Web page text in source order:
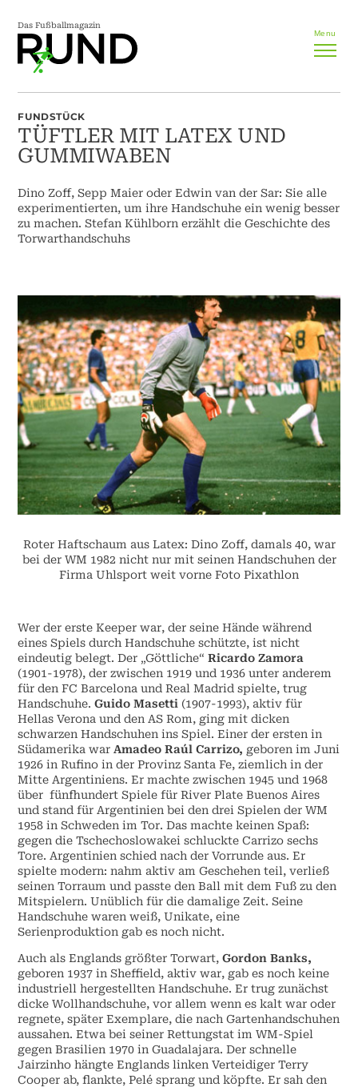
Das Fußballmagazin
Menu
FUNDSTÜCK
TÜFTLER MIT LATEX UND
GUMMIWABEN
Dino Zoff, Sepp Maier oder Edwin van der Sar: Sie alle
experimentierten, um ihre Handschuhe ein wenig besser
zu machen. Stefan Kühlborn erzählt die Geschichte des
Torwarthandschuhs
Roter Haftschaum aus Latex: Dino Zoff, damals 40, war
bei der WM 1982 nicht nur mit seinen Handschuhen der
Firma Uhlsport weit vorne Foto Pixathlon
Wer der erste Keeper war, der seine Hände während
eines Spiels durch Handschuhe schützte, ist nicht
eindeutig belegt. Der „Göttliche“Ricardo Zamora
(1901-1978), der zwischen 1919 und 1936 unter anderem
für den FC Barcelona und Real Madrid spielte, trug
Handschuhe. Guido Masetti (1907-1993), aktiv für
Hellas Verona und den AS Rom, ging mit dicken
schwarzen Handschuhen ins Spiel. Einer der ersten in
Südamerika war Amadeo Raúl Carrizo, geboren im Juni
1926 in Rufino in der Provinz Santa Fe, ziemlich in der
Mitte Argentiniens. Er machte zwischen 1945 und 1968
über fünfhundert Spiele für River Plate Buenos Aires
und stand für Argentinien bei den drei Spielen der WM
1958 in Schweden im Tor. Das machte keinen Spaß:
gegen die Tschechoslowakei schluckte Carrizo sechs
Tore. Argentinien schied nach der Vorrunde aus. Er
spielte modern: nahm aktiv am Geschehen teil, verließ
seinen Torraum und passte den Ball mit dem Fuß zu den
Mitspielern. Unüblich für die damalige Zeit. Seine
Handschuhe waren weiß, Unikate, eine
Serienproduktion gab es noch nicht.
Auch als Englands größter Torwart, Gordon Banks,
geboren 1937 in Sheffield, aktiv war, gab es noch keine
industriell hergestellten Handschuhe. Er trug zunächst
dicke Wollhandschuhe, vor allem wenn es kalt war oder
regnete, später Exemplare, die nach Gartenhandschuhen
aussahen. Etwa bei seiner Rettungstat im WM-Spiel
gegen Brasilien 1970 in Guadalajara. Der schnelle
Jairzinho hängte Englands linken Verteidiger Terry
Cooper ab, flankte, Pelé sprang und köpfte. Er sah den